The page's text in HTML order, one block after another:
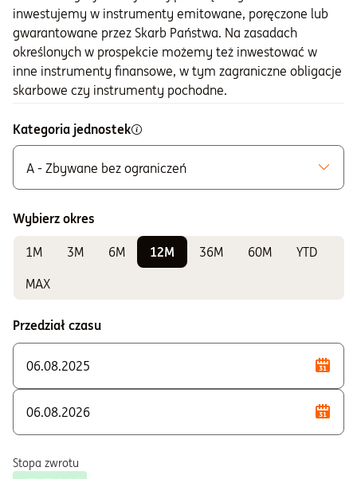
inwestujemy w instrumenty emitowane, poręczone lub
gwarantowane przez Skarb Państwa. Na zasadach
określonych w prospekcie możemy też inwestować w
inne instrumenty finansowe, w tym zagraniczne obligacje
skarbowe czy instrumenty pochodne.
Kategoria jednostek
A - Zbywane bez ograniczeń
K - Zbywane w ramach IKE i IKZE
Do sprawdzania wyników
A2 - Dla klienta instytucjonalnego
F - Zbywane w ramach PPE i PPI
S - Zbywane w ramach PPE i PPI
T - Zbywane w ramach PPE i PPI
U - Dla klientów instytucjonalnych
Wybierz okres
1M 3M 6M 12M 36M 60M
YTD
MAX
Przedział czasu
Stopa zwrotu